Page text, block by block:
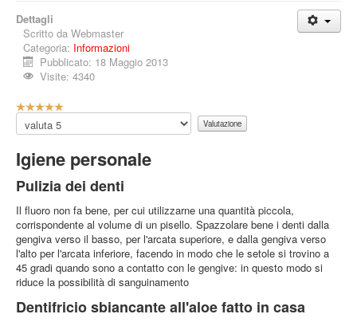
Progetti
Pubblicazioni
Video
News
Informazioni
Gruppo
Accedi
Segnalazioni
Sei qui: Informazioni
Dettagli
Scritto da Webmaster
Categoria: Informazioni
Pubblicato: 18 Maggio 2013
Visite: 4340
V
a
l
t
z
i
o
n
e
a
t
t
u
Valuta
Igiene personale
Pulizia dei denti
Il fluoro non fa bene, per cui utilizzarne una quantità piccola,
corrispondente al volume di un pisello. Spazzolare bene i denti dalla
gengiva verso il basso, per l'arcata superiore, e dalla gengiva verso
l'alto per l'arcata inferiore, facendo in modo che le setole si trovino a
45 gradi quando sono a contatto con le gengive: in questo modo si
riduce la possibilità di sanguinamento
Dentifricio sbiancante all'aloe fatto in casa